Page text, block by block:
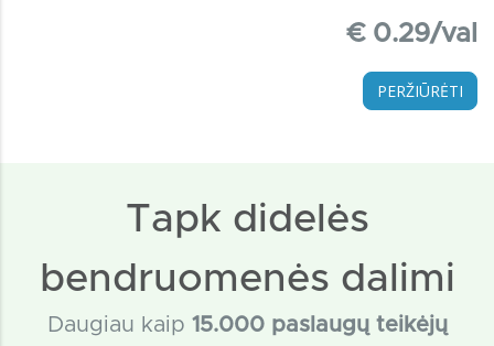
€ 0.29/val
PERŽIŪRĖTI
Tapk didelės
bendruomenės dalimi
Daugiau kaip 15.000 paslaugų teikėjų